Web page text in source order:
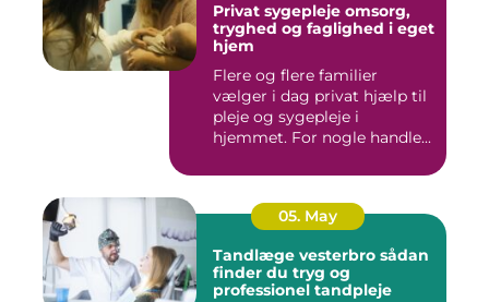
Privat sygepleje omsorg,
tryghed og faglighed i eget
hjem
Flere og flere familier
vælger i dag privat hjælp til
pleje og sygepleje i
hjemmet. For nogle handle...
05. May
Tandlæge vesterbro sådan
finder du tryg og
professionel tandpleje